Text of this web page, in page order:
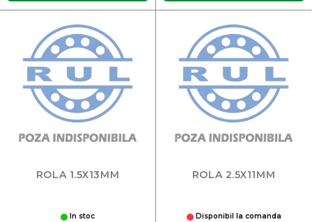
ROLA 1.5X13MM
In stoc
ROLA 2.5X11MM
Disponibil la comanda